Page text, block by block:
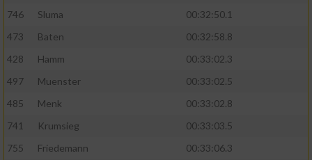
746
Sluma
00:32:50.1
473
Baten
00:32:58.8
428
Hamm
00:33:02.3
497
Muenster
00:33:02.5
485
Menk
00:33:02.8
741
Krumsieg
00:33:03.5
755
Friedemann
00:33:06.3